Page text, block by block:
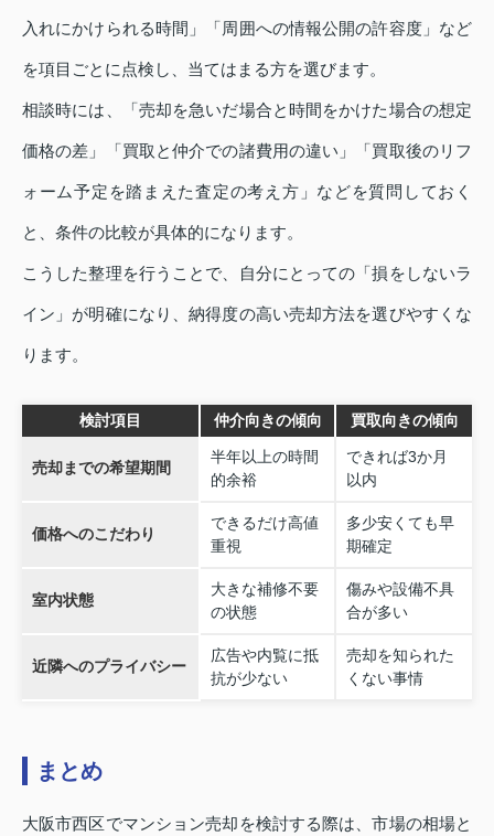
入れにかけられる時間」「周囲への情報公開の許容度」など
を項目ごとに点検し、当てはまる方を選びます。
相談時には、「売却を急いだ場合と時間をかけた場合の想定
価格の差」「買取と仲介での諸費用の違い」「買取後のリフ
ォーム予定を踏まえた査定の考え方」などを質問しておく
と、条件の比較が具体的になります。
こうした整理を行うことで、自分にとっての「損をしないラ
イン」が明確になり、納得度の高い売却方法を選びやすくな
ります。
検討項目 仲介向きの傾向 買取向きの傾向
売却までの希望期間
半年以上の時間
的余裕
できれば3か月
以内
価格へのこだわり
できるだけ高値
重視
多少安くても早
期確定
室内状態
大きな補修不要
の状態
傷みや設備不具
合が多い
近隣へのプライバシー
広告や内覧に抵
抗が少ない
売却を知られた
くない事情
まとめ
大阪市西区でマンション売却を検討する際は、市場の相場と